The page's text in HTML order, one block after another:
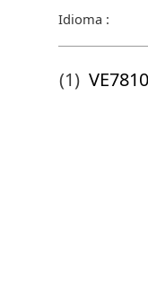
Idioma :